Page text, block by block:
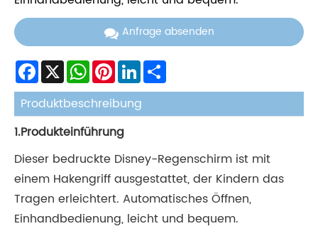
Anfrage absenden
Facebook
X WhatsAppPinterestLinkedIn
Produktbeschreibung
1.Produkteinführung
Dieser bedruckte Disney-Regenschirm ist mit
einem Hakengriff ausgestattet, der Kindern das
Tragen erleichtert. Automatisches Öffnen,
Einhandbedienung, leicht und bequem.